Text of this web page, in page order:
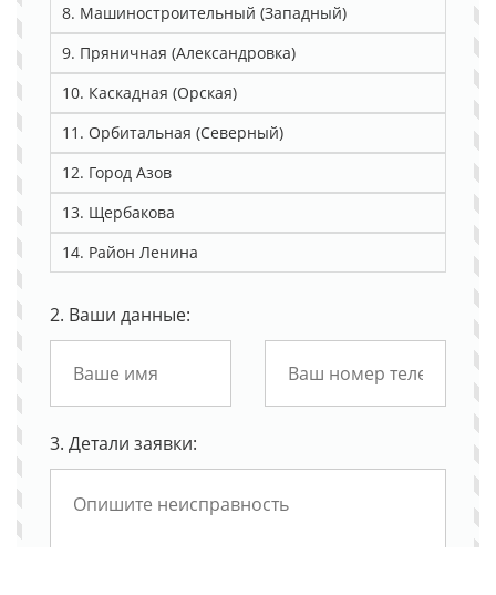
8. Машиностроительный (Западный)
9. Пряничная (Александровка)
10. Каскадная (Орская)
11. Орбитальная (Северный)
12. Город Азов
13. Щербакова
14. Район Ленина
2. Ваши данные:
3. Детали заявки: